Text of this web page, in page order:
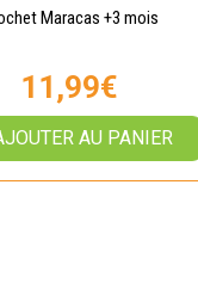
Maracas +3 mois
11,99€
AU PANIER